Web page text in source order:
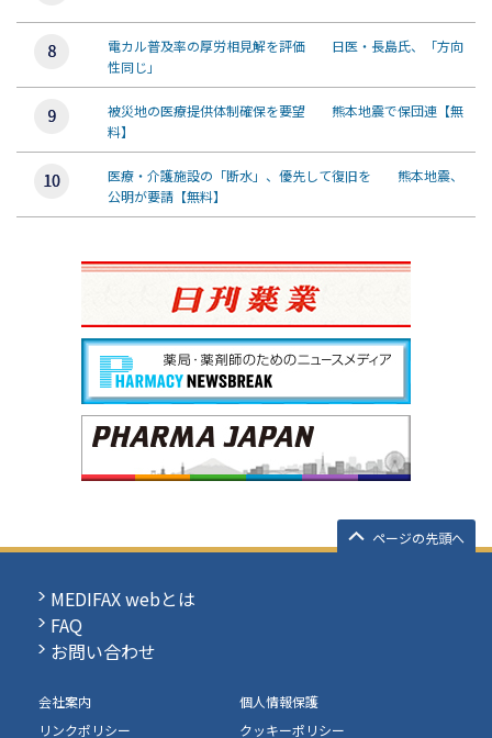
電カル普及率の厚労相見解を評価 日医・長島氏、「方向
性同じ」
被災地の医療提供体制確保を要望 熊本地震で保団連【無
料】
医療・介護施設の「断水」、優先して復旧を 熊本地震、
公明が要請【無料】
ページの先頭へ
MEDIFAX webとは
FAQ
お問い合わせ
会社案内
個人情報保護
リンクポリシー
クッキーポリシー